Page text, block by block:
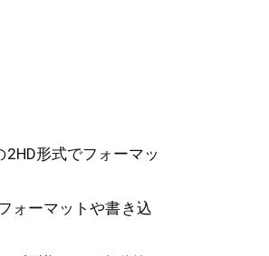
形式でフォーマッ
ォーマットや書き込